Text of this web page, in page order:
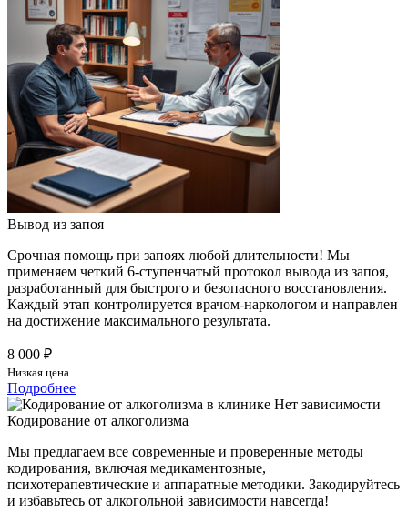
Вывод из запоя
Срочная помощь при запоях любой длительности! Мы
применяем четкий 6-ступенчатый протокол вывода из запоя,
разработанный для быстрого и безопасного восстановления.
Каждый этап контролируется врачом-наркологом и направлен
на достижение максимального результата.
8 000 ₽
Низкая цена
Подробнее
Кодирование от алкоголизма
Мы предлагаем все современные и проверенные методы
кодирования, включая медикаментозные,
психотерапевтические и аппаратные методики. Закодируйтесь
и избавьтесь от алкогольной зависимости навсегда!